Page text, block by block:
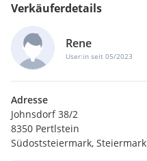
Verkäuferdetails
Rene
User:in seit 05/2023
Adresse
Johnsdorf 38/2
8350 Pertlstein
Südoststeiermark, Steiermark